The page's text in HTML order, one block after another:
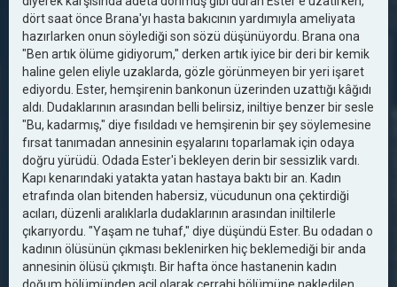
dört saat önce Brana'yı hasta bakıcının yardımıyla ameliyata
hazırlarken onun söylediği son sözü düşünüyordu. Brana ona
"Ben artık ölüme gidiyorum," derken artık iyice bir deri bir kemik
haline gelen eliyle uzaklarda, gözle görünmeyen bir yeri işaret
ediyordu. Ester, hemşirenin bankonun üzerinden uzattığı kâğıdı
aldı. Dudaklarının arasından belli belirsiz, iniltiye benzer bir sesle
"Bu, kadarmış," diye fısıldadı ve hemşirenin bir şey söylemesine
fırsat tanımadan annesinin eşyalarını toparlamak için odaya
doğru yürüdü. Odada Ester'i bekleyen derin bir sessizlik vardı.
Kapı kenarındaki yatakta yatan hastaya baktı bir an. Kadın
etrafında olan bitenden habersiz, vücudunun ona çektirdiği
acıları, düzenli aralıklarla dudaklarının arasından iniltilerle
çıkarıyordu. "Yaşam ne tuhaf," diye düşündü Ester. Bu odadan o
kadının ölüsünün çıkması beklenirken hiç beklemediği bir anda
annesinin ölüsü çıkmıştı. Bir hafta önce hastanenin kadın